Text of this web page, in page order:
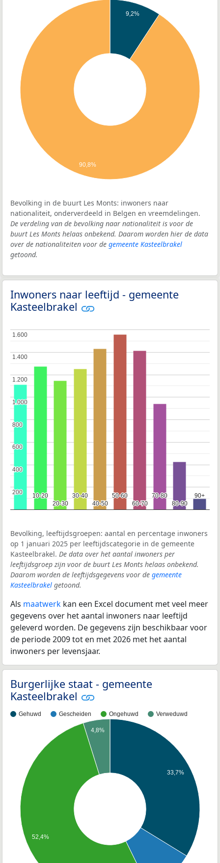
9,2%
90,8%
Bevolking in de buurt Les Monts: inwoners naar
nationaliteit, onderverdeeld in Belgen en vreemdelingen.
De verdeling van de bevolking naar nationaliteit is voor de
buurt Les Monts helaas onbekend. Daarom worden hier de data
over de nationaliteiten voor de gemeente Kasteelbrakel
getoond.
Inwoners naar leeftijd - gemeente
Kasteelbrakel
10-20
10-20
20-30
20-30
30-40
30-40
40-50
40-50
50-60
50-60
60-70
60-70
70-80
70-80
80-90
80-90
90+
90+
200
200
400
400
600
600
800
800
1.000
1.000
1.200
1.200
1.400
1.400
1.600
1.600
Bevolking, leeftijdsgroepen: aantal en percentage inwoners
op 1 januari 2025 per leeftijdscategorie in de gemeente
Kasteelbrakel. De data over het aantal inwoners per
leeftijdsgroep zijn voor de buurt Les Monts helaas onbekend.
Daarom worden de leeftijdsgegevens voor de gemeente
Kasteelbrakel getoond.
Als maatwerk kan een Excel document met veel meer
gegevens over het aantal inwoners naar leeftijd
geleverd worden. De gegevens zijn beschikbaar voor
de periode 2009 tot en met 2026 met het aantal
inwoners per levensjaar.
Burgerlijke staat - gemeente
Kasteelbrakel
Gehuwd Gescheiden Ongehuwd Verweduwd
33,7%
4,8%
52,4%